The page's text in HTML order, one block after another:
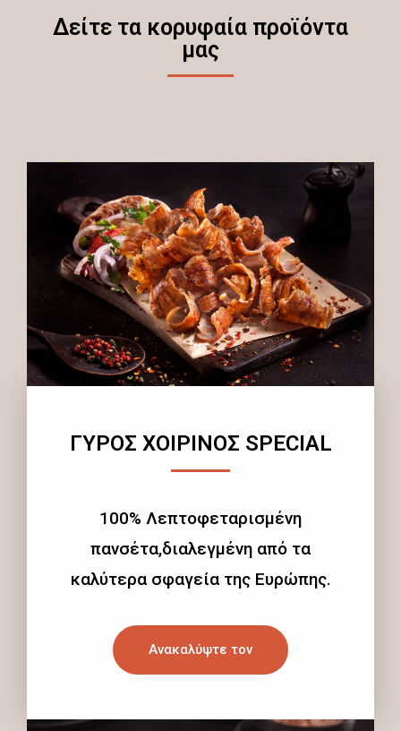
Δείτε τα κορυφαία προϊόντα
μας
ΓΥΡΟΣ ΧΟΙΡΙΝΟΣ SPECIAL
100% Λεπτοφεταρισμένη
πανσέτα,διαλεγμένη από τα
καλύτερα σφαγεία της Ευρώπης.
Ανακαλύψτε τον